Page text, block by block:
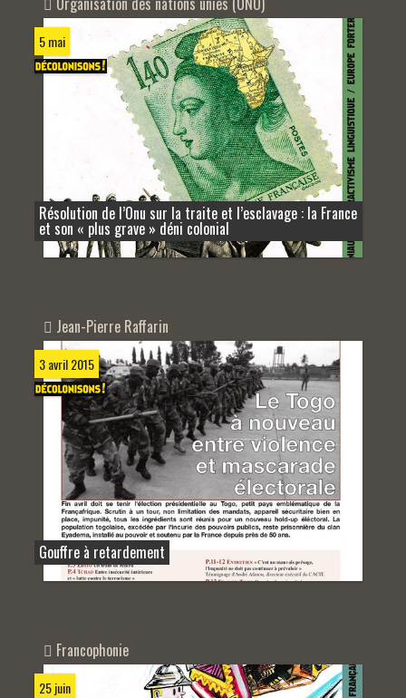
5 mai
Résolution de l’Onu sur la traite et l’esclavage : la France
et son « plus grave » déni colonial
Jean-Pierre Raffarin
3 avril 2015
Gouffre à retardement
Francophonie
25 juin